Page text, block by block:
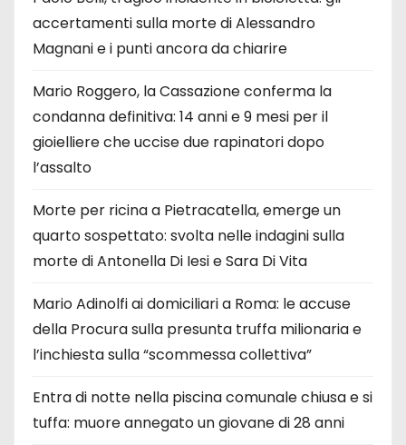
accertamenti sulla morte di Alessandro
Magnani e i punti ancora da chiarire
Mario Roggero, la Cassazione conferma la
condanna definitiva: 14 anni e 9 mesi per il
gioielliere che uccise due rapinatori dopo
l’assalto
Morte per ricina a Pietracatella, emerge un
quarto sospettato: svolta nelle indagini sulla
morte di Antonella Di Iesi e Sara Di Vita
Mario Adinolfi ai domiciliari a Roma: le accuse
della Procura sulla presunta truffa milionaria e
l’inchiesta sulla “scommessa collettiva”
Entra di notte nella piscina comunale chiusa e si
tuffa: muore annegato un giovane di 28 anni